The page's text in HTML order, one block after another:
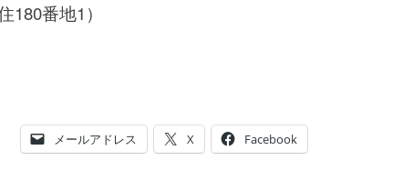
番地1）
メールアドレス X Facebook